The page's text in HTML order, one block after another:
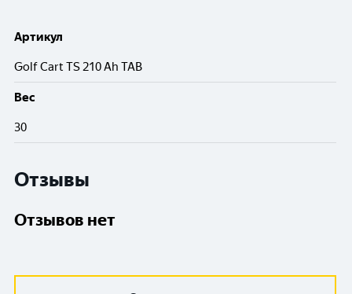
Артикул
Golf Cart TS 210 Ah TAB
Вес
30
Отзывы
Отзывов нет